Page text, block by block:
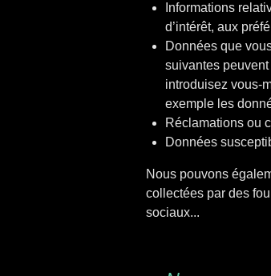
Informations
d’intérêt, aux
Données que
suivantes
introduisez vous-
exemple les
Réclamations ou
Données
Nous pouvons
collectées par des
sociaux...